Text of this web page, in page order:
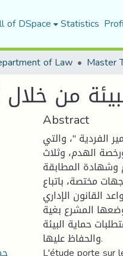
of DSpace Statistics
of Law Master
من خلال
Abstract
الفردية "، والتي
الهدم، وثلاث
المطابقة.
مختصة، باتباع
القانون الإداري.
المشرع بغية
حماية البيئة
والحفاظ عليها.